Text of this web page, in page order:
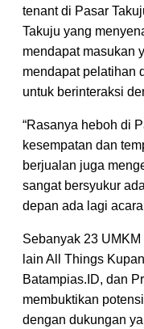
tenant di Pasar
Takuju yang
mendapat masukan
mendapat pelatihan
untuk berinteraksi
“Rasanya heboh di
kesempatan dan
berjualan juga
sangat bersyukur
depan ada lagi
Sebanyak 23
lain All Things
Batampias.ID, dan
membuktikan
dengan dukungan